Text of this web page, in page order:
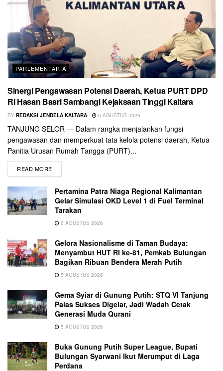
PARLEMENTARIA
Sinergi Pengawasan Potensi Daerah, Ketua PURT DPD
RI Hasan Basri Sambangi Kejaksaan Tinggi Kaltara
BY REDAKSI JENDELA KALTARA 6 AGUSTUS 2026
TANJUNG SELOR — Dalam rangka menjalankan fungsi
pengawasan dan memperkuat tata kelola potensi daerah, Ketua
Panitia Urusan Rumah Tangga (PURT)...
READ MORE
Pertamina Patra Niaga Regional Kalimantan
Gelar Simulasi OKD Level 1 di Fuel Terminal
Tarakan
6 AGUSTUS 2026
Gelora Nasionalisme di Taman Budaya:
Menyambut HUT RI ke-81, Pemkab Bulungan
Bagikan Ribuan Bendera Merah Putih
5 AGUSTUS 2026
Gema Syiar di Gunung Putih: STQ VI Tanjung
Palas Sukses Digelar, Jadi Wadah Cetak
Generasi Muda Qurani
5 AGUSTUS 2026
Buka Gunung Putih Super League, Bupati
Bulungan Syarwani Ikut Merumput di Laga
Perdana